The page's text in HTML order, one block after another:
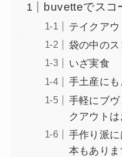
buvetteでスコ
テイクア
袋の中の
いざ実食
手土産にも
手軽にブ
クアウト
手作り派
本もありま